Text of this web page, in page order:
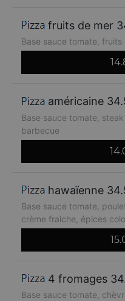
fruits de mer
Base sauce tomate,
américaine
Base sauce tomate,
barbecue
hawaïenne
Base sauce tomate,
crème fraiche, épices
4 fromages
Base sauce tomate,